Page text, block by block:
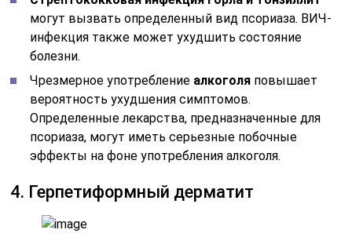
могут вызвать определенный вид псориаза. ВИЧ-
инфекция также может ухудшить состояние
болезни.
Чрезмерное употребление алкоголя повышает
вероятность ухудшения симптомов.
Определенные лекарства, предназначенные для
псориаза, могут иметь серьезные побочные
эффекты на фоне употребления алкоголя.
4. Герпетиформный дерматит